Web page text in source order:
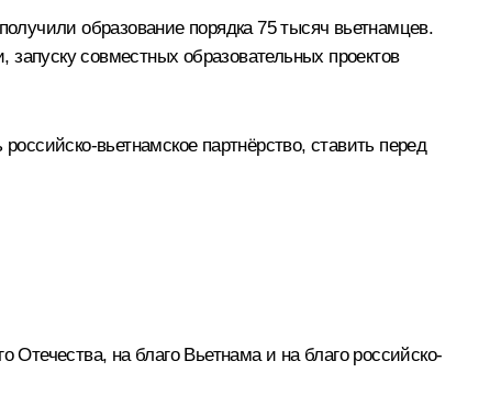
образование порядка 75 тысяч вьетнамцев.
совместных образовательных проектов
вьетнамское партнёрство, ставить перед
на благо Вьетнама и на благо российско-